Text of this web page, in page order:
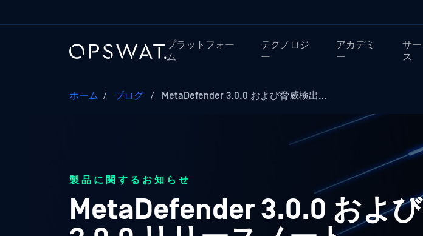
プラットフォー
ム
テクノロジ
ー
アカデミ
ー
サ
ス
ホーム / ブログ / MetaDefender 3.0.0 および脅威検出…
製品に関するお知らせ
MetaDefender 3.0.0 およ